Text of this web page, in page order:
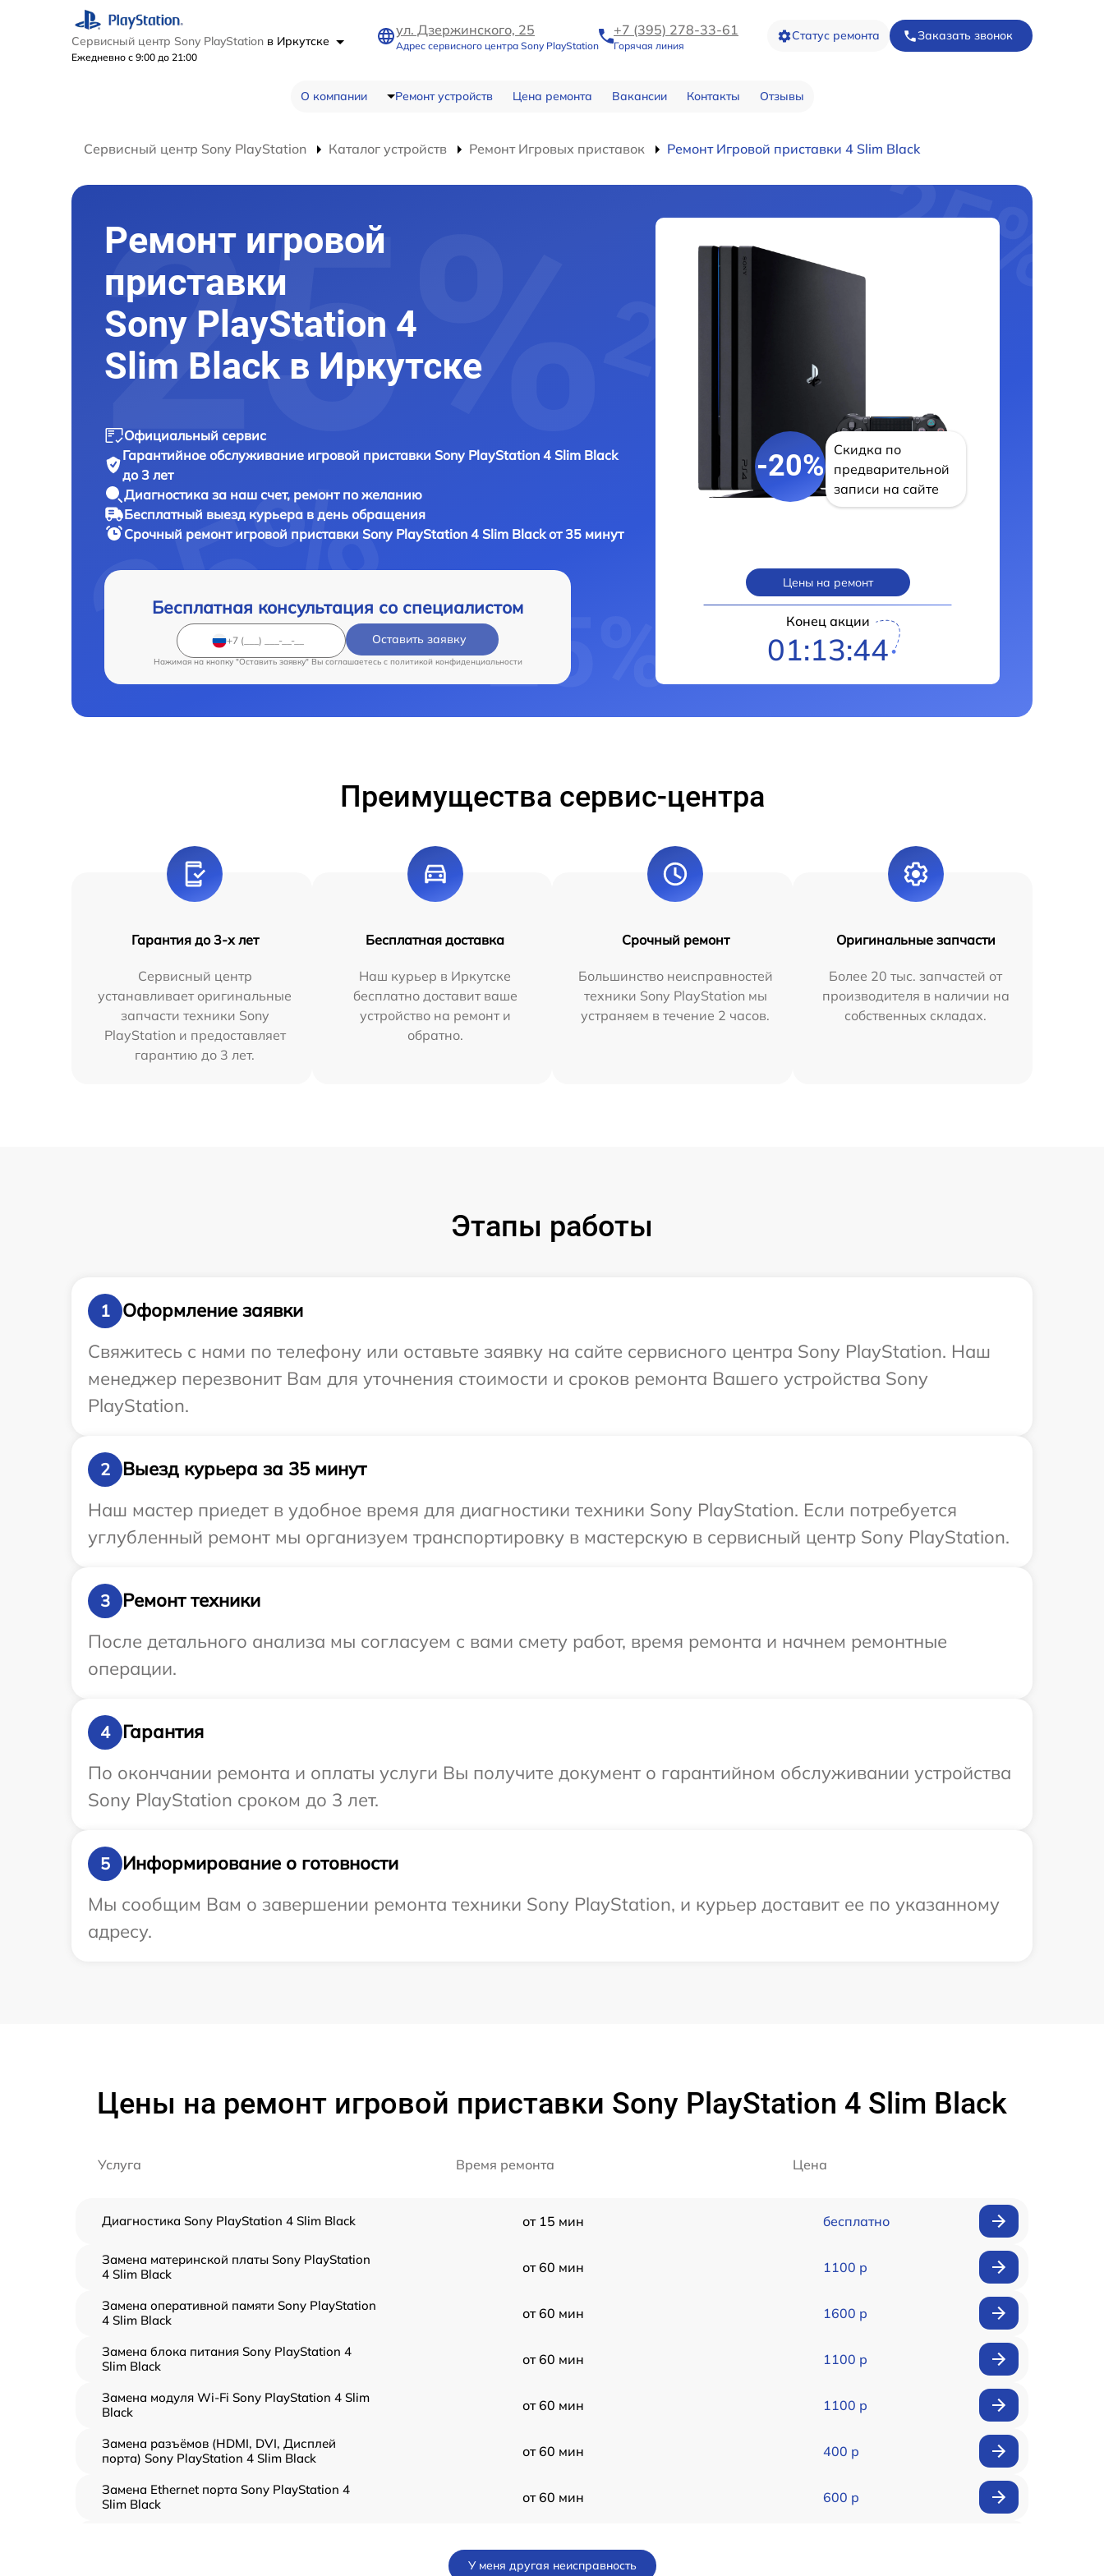
Сервисный центр Sony PlayStation в Иркутске
Ежедневно с 9:00 до 21:00
ул. Дзержинского, 25
Адрес сервисного центра Sony PlayStation
+7 (395) 278-33-61
Горячая линия
Статус ремонта Заказать звонок
О компании Ремонт устройств Цена ремонта Вакансии Контакты Отзывы
Сервисный центр Sony PlayStation Каталог устройств Ремонт Игровых приставок Ремонт Игровой приставки 4 Slim Black
Ремонт игровой
приставки
Sony PlayStation 4
Slim Black в Иркутске
Официальный сервис
Гарантийное обслуживание игровой приставки Sony PlayStation 4 Slim Black
до 3 лет
Диагностика за наш счет, ремонт по желанию
Бесплатный выезд курьера в день обращения
Срочный ремонт игровой приставки Sony PlayStation 4 Slim Black от 35 минут
Бесплатная консультация со специалистом
Оставить заявку
Нажимая на кнопку "Оставить заявку" Вы соглашаетесь c политикой конфиденциальности
-20%
Скидка по
предварительной
записи на сайте
Цены на ремонт
Конец акции
01:13:43
Преимущества сервис-центра
Гарантия до 3-х лет
Сервисный центр
устанавливает оригинальные
запчасти техники Sony
PlayStation и предоставляет
гарантию до 3 лет.
Бесплатная доставка
Наш курьер в Иркутске
бесплатно доставит ваше
устройство на ремонт и
обратно.
Срочный ремонт
Большинство неисправностей
техники Sony PlayStation мы
устраняем в течение 2 часов.
Оригинальные запчасти
Более 20 тыс. запчастей от
производителя в наличии на
собственных складах.
Этапы работы
1
Оформление заявки
Свяжитесь с нами по телефону или оставьте заявку на сайте сервисного центра Sony PlayStation. Наш
менеджер перезвонит Вам для уточнения стоимости и сроков ремонта Вашего устройства Sony
PlayStation.
2
Выезд курьера за 35 минут
Наш мастер приедет в удобное время для диагностики техники Sony PlayStation. Если потребуется
углубленный ремонт мы организуем транспортировку в мастерскую в сервисный центр Sony PlayStation.
3
Ремонт техники
После детального анализа мы согласуем с вами смету работ, время ремонта и начнем ремонтные
операции.
4
Гарантия
По окончании ремонта и оплаты услуги Вы получите документ о гарантийном обслуживании устройства
Sony PlayStation сроком до 3 лет.
5
Информирование о готовности
Мы сообщим Вам о завершении ремонта техники Sony PlayStation, и курьер доставит ее по указанному
адресу.
Цены на ремонт игровой приставки Sony PlayStation 4 Slim Black
Услуга Время ремонта Цена
Диагностика Sony PlayStation 4 Slim Black от 15 мин бесплатно
Замена материнской платы Sony PlayStation
4 Slim Black
от 60 мин 1100 р
Замена оперативной памяти Sony PlayStation
4 Slim Black
от 60 мин 1600 р
Замена блока питания Sony PlayStation 4
Slim Black
от 60 мин 1100 р
Замена модуля Wi-Fi Sony PlayStation 4 Slim
Black
от 60 мин 1100 р
Замена разъёмов (HDMI, DVI, Дисплей
порта) Sony PlayStation 4 Slim Black
от 60 мин 400 р
Замена Ethernet порта Sony PlayStation 4
Slim Black
от 60 мин 600 р
У меня другая неисправность